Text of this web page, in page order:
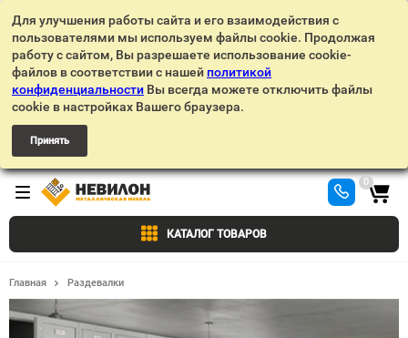
Для улучшения работы сайта и его взаимодействия с
пользователями мы используем файлы cookie. Продолжая
работу с сайтом, Вы разрешаете использование cookie-
файлов в соответствии с нашей политикой
конфиденциальности Вы всегда можете отключить файлы
cookie в настройках Вашего браузера.
Принять
КАТАЛОГ ТОВАРОВ
0
Главная Раздевалки